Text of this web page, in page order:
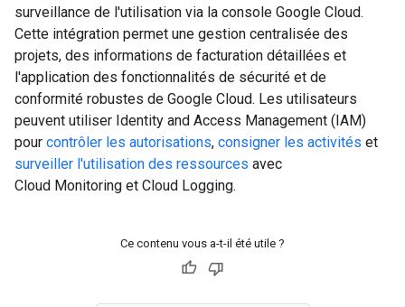
surveillance de l'utilisation via la console Google Cloud.
Cette intégration permet une gestion centralisée des
projets, des informations de facturation détaillées et
l'application des fonctionnalités de sécurité et de
conformité robustes de Google Cloud. Les utilisateurs
peuvent utiliser Identity and Access Management (IAM)
pour contrôler les autorisations, consigner les activités et
surveiller l'utilisation des ressources avec
Cloud Monitoring et Cloud Logging.
Ce contenu vous a-t-il été utile ?